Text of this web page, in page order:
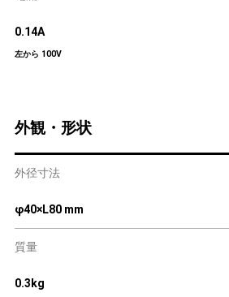
0.14A
左から 100V
外観・形状
外径寸法
φ40×L80 mm
質量
0.3kg